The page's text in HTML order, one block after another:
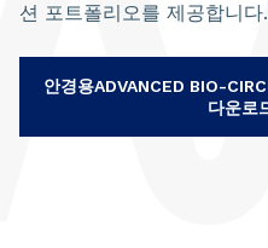
션 포트폴리오를 제공합니다.
안경용ADVANCED BIO-
다운로